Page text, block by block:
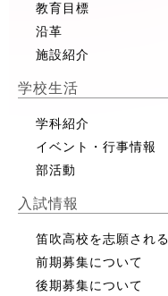
教育目標
沿革
施設紹介
学校生活
学科紹介
イベント・行事情報
部活動
入試情報
笛吹高校を志願され
前期募集について
後期募集について